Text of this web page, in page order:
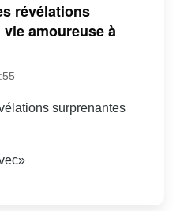
révélations
amoureuse à
surprenantes